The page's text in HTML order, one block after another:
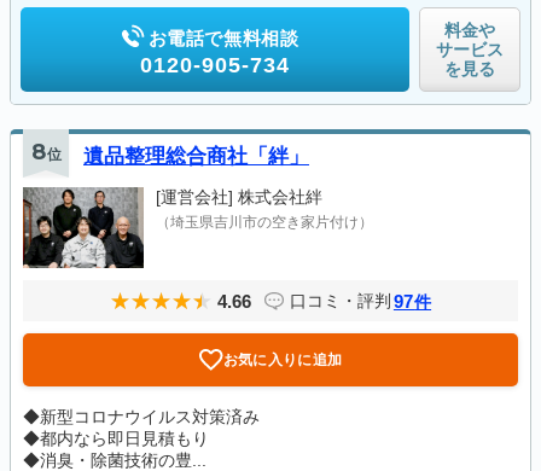
お電話で無料相談
0120-905-734
料金や
サービス
を見る
8位 遺品整理総合商社「絆」
[運営会社] 株式会社絆
（埼玉県吉川市の空き家片付け）
4.66 口コミ・評判 97件
お気に入りに追加
◆新型コロナウイルス対策済み
◆都内なら即日見積もり
◆消臭・除菌技術の豊...